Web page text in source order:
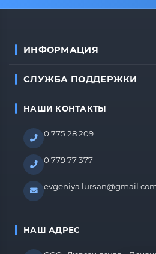
ИНФОРМАЦИЯ
СЛУЖБА ПОДДЕРЖКИ
НАШИ КОНТАКТЫ
0 775 28 209
0 779 77 377
НАШ АДРЕС